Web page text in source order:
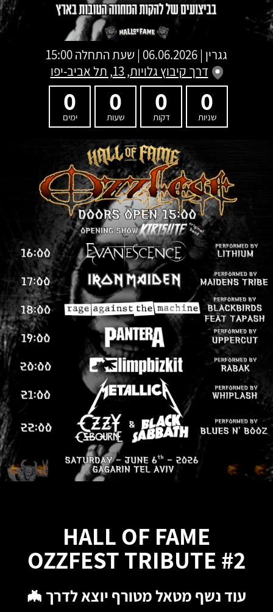
גגרין | 06.06.2026 | שעת התחלה 15:00
דרך קיבוץ גלויות, 13, תל אביב-יפו
0
שניות
0
דקות
0
שעות
0
ימים
HALL OF FAME
OZZFEST TRIBUTE #2
עוד נשף מטאל מטורף יוצא לדרך 🦇